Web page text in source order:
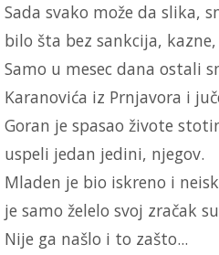
Sada svako može da slika,
bilo šta bez sankcija,
Samo u mesec dana ostali
Karanovića iz Prnjavora i
Goran je spasao živote
uspeli jedan jedini, njegov.
Mladen je bio iskreno i
je samo želelo svoj zračak
Nije ga našlo i to zašto...